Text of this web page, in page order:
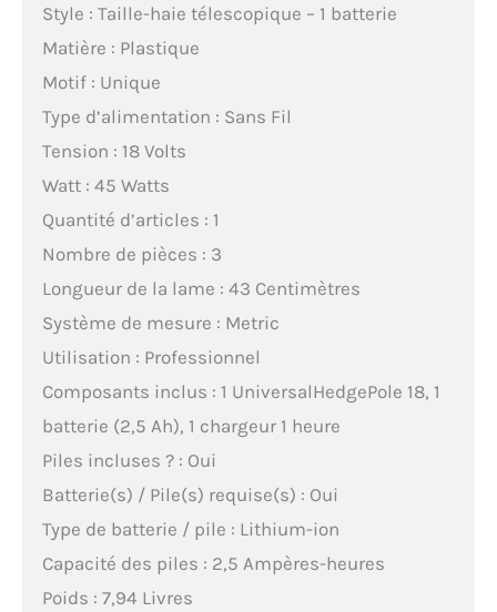
Style : Taille-haie télescopique – 1 batterie
Matière : Plastique
Motif : Unique
Type d’alimentation : Sans Fil
Tension : 18 Volts
Watt : 45 Watts
Quantité d’articles : 1
Nombre de pièces : 3
Longueur de la lame : 43 Centimètres
Système de mesure : Metric
Utilisation : Professionnel
Composants inclus : 1 UniversalHedgePole 18, 1
batterie (2,5 Ah), 1 chargeur 1 heure
Piles incluses ? : Oui
Batterie(s) / Pile(s) requise(s) : Oui
Type de batterie / pile : Lithium-ion
Capacité des piles : 2,5 Ampères-heures
Poids : 7,94 Livres